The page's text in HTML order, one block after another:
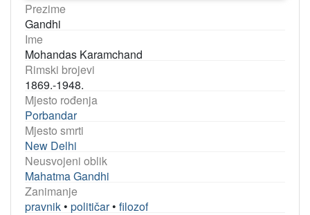
Prezime
Gandhi
Ime
Mohandas Karamchand
Rimski brojevi
1869.-1948.
Mjesto rođenja
Porbandar
Mjesto smrti
New Delhi
Neusvojeni oblik
Mahatma Gandhi
Zanimanje
pravnik • političar• filozof